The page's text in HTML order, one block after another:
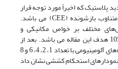
پلاستیک که اخیراً مورد توجه قرار
گرفته است، فرایند اکستروژن متناوب بازشونده (CEE) می ­باشد.
مختلف بر خواص مکانیکی و
میکروساختار آلیاژ آلومینیوم 1050 هدف این مقاله می­ باشد. بعد از
طراحی و ساخت قالب CEE، نمونه‌های آلومینیومی با تعداد 1، 2، 4، 6 و 8
استحکام کششی نشان داد